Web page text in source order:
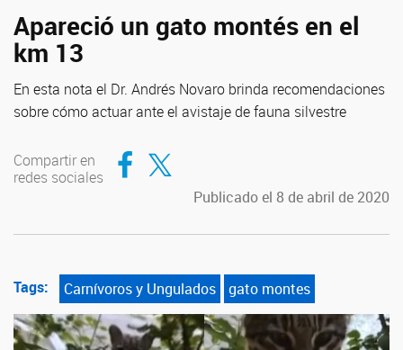
Apareció un gato montés en el
km 13
En esta nota el Dr. Andrés Novaro brinda recomendaciones
sobre cómo actuar ante el avistaje de fauna silvestre
Compartir en
redes sociales
Compartir en Facebook
Compartir en Twitter
Publicado el 8 de abril de 2020
Tags: Carnívoros y Ungulados gato montes